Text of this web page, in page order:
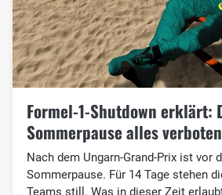
Formel-1-Shutdown erklärt:
Sommerpause alles verboten
Nach dem Ungarn-Grand-Prix ist vor
Sommerpause. Für 14 Tage stehen
Teams still. Was in dieser Zeit